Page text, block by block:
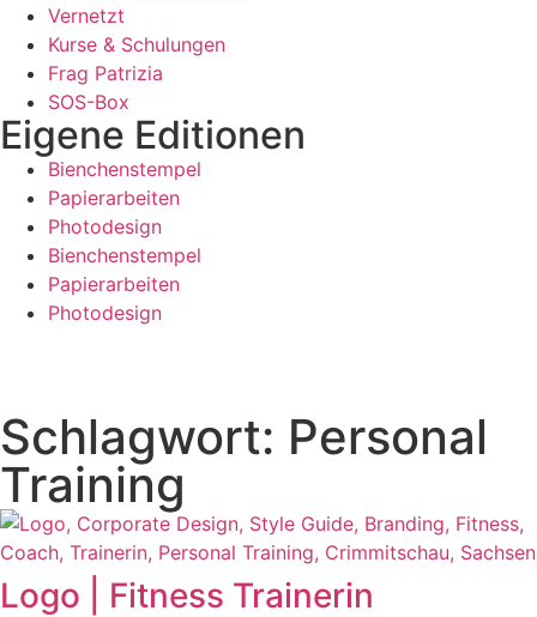
Vernetzt
Kurse & Schulungen
Frag Patrizia
SOS-Box
Eigene Editionen
Bienchenstempel
Papierarbeiten
Photodesign
Bienchenstempel
Papierarbeiten
Photodesign
Schlagwort: Personal
Training
Logo | Fitness Trainerin